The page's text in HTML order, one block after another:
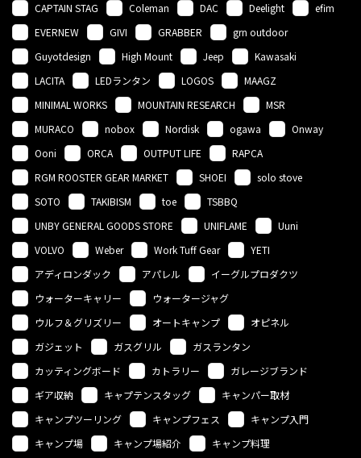
CAPTAIN STAG
Coleman DAC Deelight
efim
EVERNEW
GIVI GRABBER
grn outdoor
Guyotdesign
High Mount Jeep
Kawasaki
LACITA
LEDランタン LOGOS
MAAGZ
MINIMAL WORKS
MOUNTAIN RESEARCH
MSR
MURACO
nobox Nordisk ogawa
Onway
Ooni
ORCA OUTPUT LIFE
RAPCA
RGM ROOSTER GEAR MARKET
SHOEI
solo stove
SOTO
TAKIBISM toe
TSBBQ
UNBY GENERAL GOODS STORE
UNIFLAME
Uuni
VOLVO
Weber Work Tuff Gear
YETI
アディロンダック
アパレル
イーグルプロダクツ
ウォーターキャリー
ウォータージャグ
ウルフ＆グリズリー
オートキャンプ
オピネル
ガジェット
ガスグリル
ガスランタン
カッティングボード
カトラリー
ガレージブランド
ギア収納
キャプテンスタッグ
キャンパー取材
キャンプツーリング
キャンプフェス
キャンプ入門
キャンプ場
キャンプ場紹介
キャンプ料理